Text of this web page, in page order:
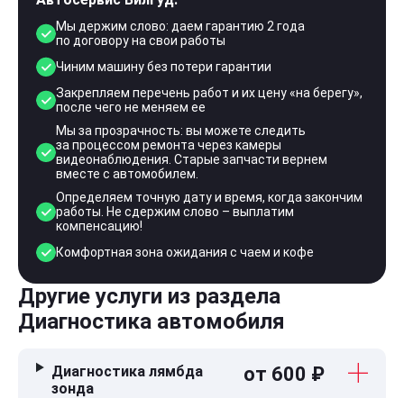
Мы держим слово: даем гарантию 2 года
по договору на свои работы
Чиним машину без потери гарантии
Закрепляем перечень работ и их цену «на берегу»,
после чего не меняем ее
Мы за прозрачность: вы можете следить
за процессом ремонта через камеры
видеонаблюдения. Старые запчасти вернем
вместе с автомобилем.
Определяем точную дату и время, когда закончим
работы. Не сдержим слово – выплатим
компенсацию!
Комфортная зона ожидания с чаем и кофе
Другие услуги из раздела
Диагностика автомобиля
Диагностика лямбда
зонда
от 600 ₽